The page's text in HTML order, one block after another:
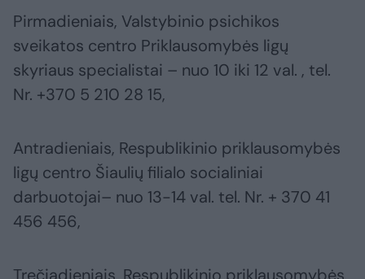
Pirmadieniais, Valstybinio psichikos
sveikatos centro Priklausomybės ligų
skyriaus specialistai – nuo 10 iki 12 val. , tel.
Nr. +370 5 210 28 15,
Antradieniais, Respublikinio priklausomybės
ligų centro Šiaulių filialo socialiniai
darbuotojai– nuo 13-14 val. tel. Nr. + 370 41
456 456,